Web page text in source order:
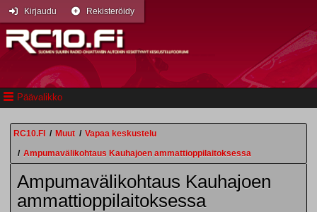
Päävalikko
Kirjaudu Rekisteröidy
RC10.FI / Muut / Vapaa keskustelu
/ Ampumavälikohtaus Kauhajoen ammattioppilaitoksessa
Ampumavälikohtaus Kauhajoen
ammattioppilaitoksessa